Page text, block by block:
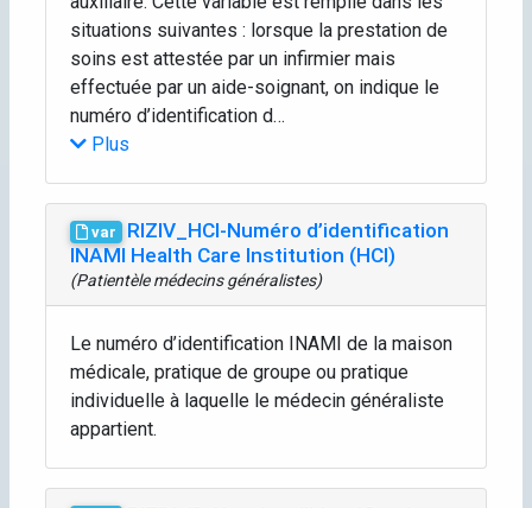
situations suivantes : lorsque la prestation de
soins est attestée par un infirmier mais
effectuée par un aide-soignant, on indique le
numéro d’identification d…
Plus
var
RIZIV_HCI-Numéro d’identification
INAMI Health Care Institution (HCI)
(Patientèle médecins généralistes)
Le numéro d’identification INAMI de la maison
médicale, pratique de groupe ou pratique
individuelle à laquelle le médecin généraliste
appartient.